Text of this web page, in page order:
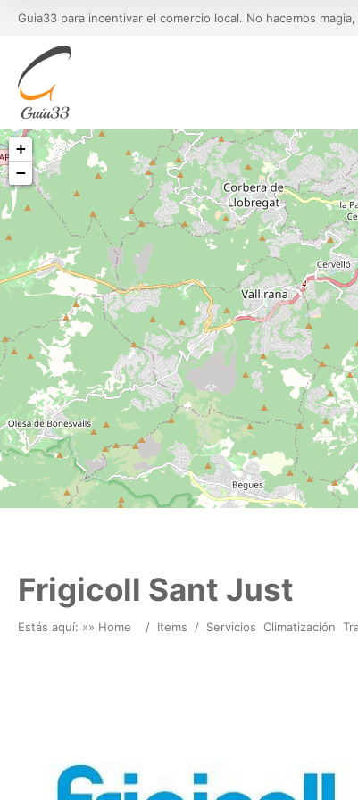
Guia33 para incentivar el comercio local. No hacemos magia,
+
−
Frigicoll Sant Just
Estás aquí: »» Home / Items / Servicios Climatización